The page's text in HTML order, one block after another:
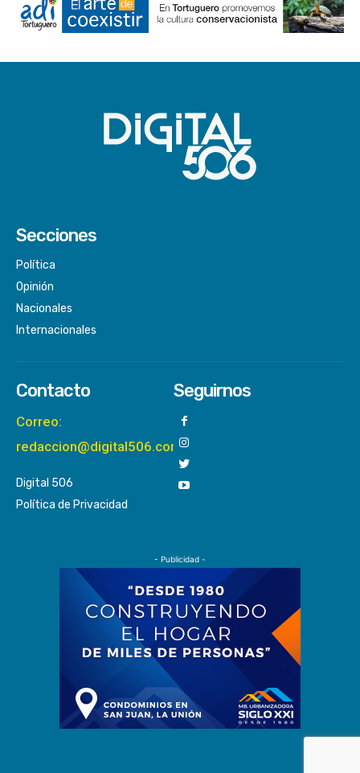
Secciones
Política
Opinión
Nacionales
Internacionales
Contacto
Correo:
redaccion@digital506.com
Digital 506
Política de Privacidad
Seguirnos
- Publicidad -